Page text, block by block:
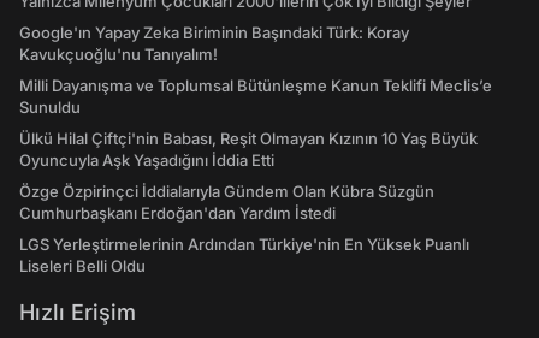
Google'ın Yapay Zeka Biriminin Başındaki Türk: Koray
Kavukçuoğlu'nu Tanıyalım!
Milli Dayanışma ve Toplumsal Bütünleşme Kanun Teklifi Meclis’e
Sunuldu
Ülkü Hilal Çiftçi'nin Babası, Reşit Olmayan Kızının 10 Yaş Büyük
Oyuncuyla Aşk Yaşadığını İddia Etti
Özge Özpirinçci İddialarıyla Gündem Olan Kübra Süzgün
Cumhurbaşkanı Erdoğan'dan Yardım İstedi
LGS Yerleştirmelerinin Ardından Türkiye'nin En Yüksek Puanlı
Liseleri Belli Oldu
Hızlı Erişim